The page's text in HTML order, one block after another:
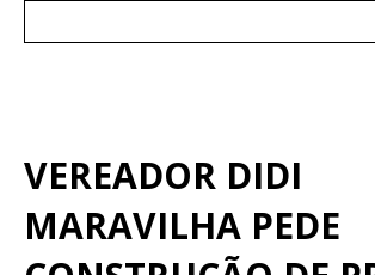
VEREADOR DIDI
MARAVILHA PEDE